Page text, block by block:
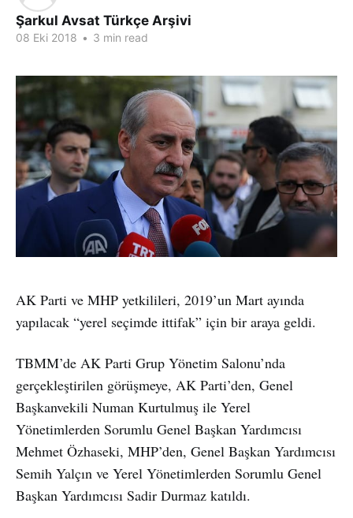
Şarkul Avsat Türkçe Arşivi
08 Eki 2018 • 3 min read
AK Parti ve MHP yetkilileri, 2019’un Mart ayında
yapılacak “yerel seçimde ittifak” için bir araya geldi.
TBMM’de AK Parti Grup Yönetim Salonu’nda
gerçekleştirilen görüşmeye, AK Parti’den, Genel
Başkanvekili Numan Kurtulmuş ile Yerel
Yönetimlerden Sorumlu Genel Başkan Yardımcısı
Mehmet Özhaseki, MHP’den, Genel Başkan Yardımcısı
Semih Yalçın ve Yerel Yönetimlerden Sorumlu Genel
Başkan Yardımcısı Sadir Durmaz katıldı.